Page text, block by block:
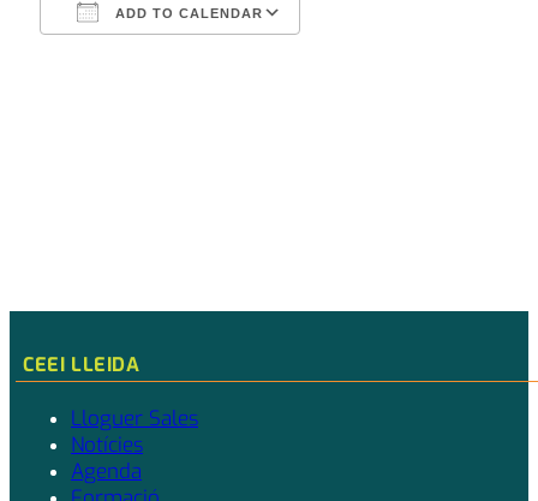
ADD TO CALENDAR
CEEI LLEIDA
Lloguer Sales
Notícies
Agenda